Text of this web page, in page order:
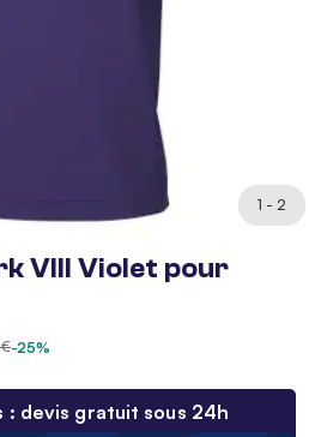
1 - 2
VIII Violet pour
€-25%
: devis gratuit sous 24h